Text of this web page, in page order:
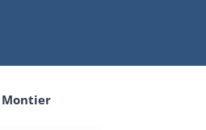
Montier